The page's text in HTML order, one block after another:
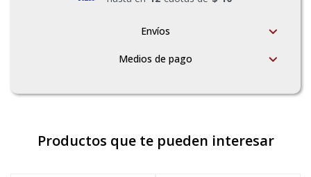
Envíos
Medios de pago
Productos que te pueden interesar